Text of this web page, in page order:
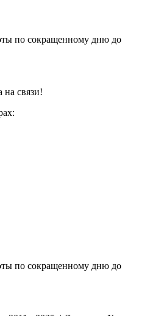
по сокращенному дню до
связи!
по сокращенному дню до